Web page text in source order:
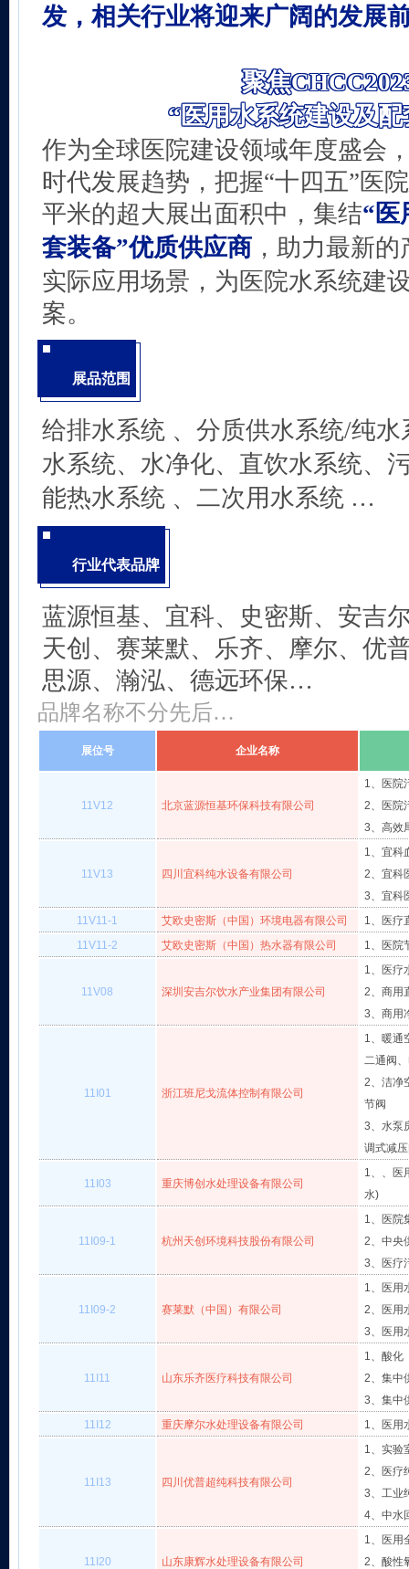
发，相关行业将迎来广阔的发展
聚焦
“医用水系统建设及配
作为全球医院建设领域年度盛会
时代发展趋势，把握“十四五”医
平米的超大展出面积中，集结“医
套装备”优质供应商 ，助力最新
实际应用场景，为医院水系统建
案。
展品范围
给排水系统 、 分质供水系统/纯
水系统、 水净化、直饮水系统、
能热水系统 、 二次用水系统 …
行业代表品牌
蓝源恒基、宜科、史密斯、安吉
天创、赛莱默、乐齐、摩尔、优
思源、瀚泓、 德远环保…
品牌名称不分先后…
展位号 企业名称
11V12 北京蓝源恒基环保科技有限公司
1、医院
2、医院
3、高效
11V13 四川宜科纯水设备有限公司
1、宜科
2、宜科
3、宜科
11V11-1
艾欧史密斯（中国）环境电器有限公司
1、医疗
11V11-2
艾欧史密斯（中国）热水器有限公司 1、医院
11V08 深圳安吉尔饮水产业集团有限公司
1、医疗
2、商用
3、商用
11I01 浙江班尼戈流体控制有限公司
1、暖通
二通阀
2、洁净
节阀
3、水泵
调式减
11I03 重庆博创水处理设备有限公司
1、、医
水)
11I09-1 杭州天创环境科技股份有限公司
1、医院
2、中央
3、医疗
11I09-2 赛莱默（中国）有限公司
1、医用
2、医用
3、医用
11I11 山东乐齐医疗科技有限公司
1、酸化
2、集中
3、集中
11I12
重庆摩尔水处理设备有限公司 1、医用
11I13 四川优普超纯科技有限公司
1、实验
2、医疗
3、工业
4、中水
11I20 山东康辉水处理设备有限公司
1、医用
2、酸性